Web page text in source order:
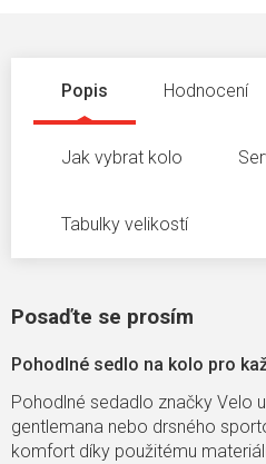
Popis Hodnocení
Jak vybrat kolo
Tabulky velikostí
Posaďte se prosím
Pohodlné sedlo na kolo pro
Pohodlné sedadlo značky Velo
gentlemana nebo drsného
komfort díky použitému